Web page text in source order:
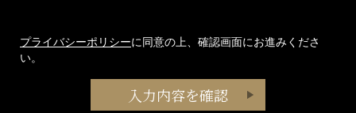
プライバシーポリシーに同意の上、確認画面にお進みくださ
い。